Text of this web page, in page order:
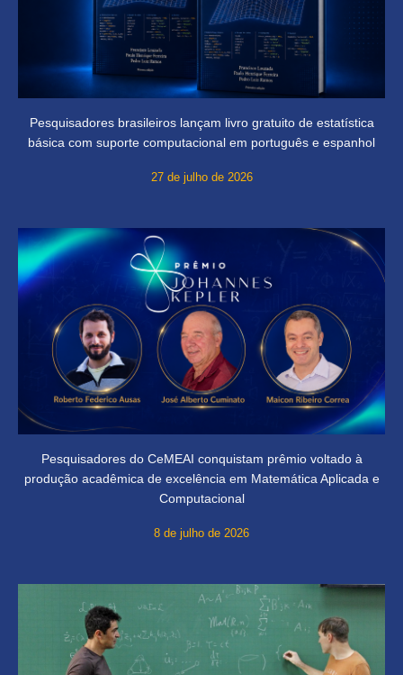
Pesquisadores brasileiros lançam livro gratuito de estatística
básica com suporte computacional em português e espanhol
27 de julho de 2026
Pesquisadores do CeMEAI conquistam prêmio voltado à
produção acadêmica de excelência em Matemática Aplicada e
Computacional
8 de julho de 2026